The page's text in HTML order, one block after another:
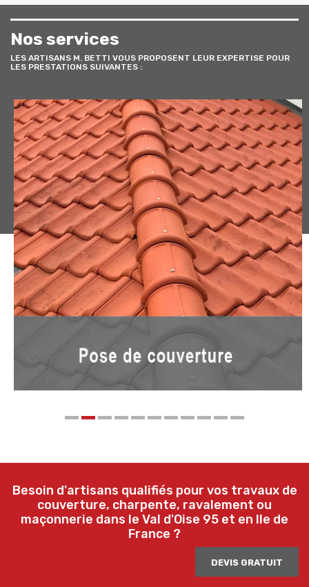
Nos services
LES ARTISANS M. BETTI VOUS PROPOSENT LEUR EXPERTISE POUR
LES PRESTATIONS SUIVANTES :
Besoin d'artisans qualifiés pour vos travaux de
couverture, charpente, ravalement ou
maçonnerie dans le Val d'Oise 95 et en Ile de
France ?
DEVIS GRATUIT